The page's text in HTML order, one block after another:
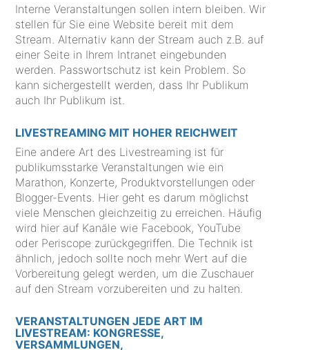
Interne Veranstaltungen sollen intern bleiben. Wir
stellen für Sie eine Website bereit mit dem
Stream. Alternativ kann der Stream auch z.B. auf
einer Seite in Ihrem Intranet eingebunden
werden. Passwortschutz ist kein Problem. So
kann sichergestellt werden, dass Ihr Publikum
auch Ihr Publikum ist.
LIVESTREAMING MIT HOHER REICHWEIT
Eine andere Art des Livestreaming ist für
publikumsstarke Veranstaltungen wie ein
Marathon, Konzerte, Produktvorstellungen oder
Blogger-Events. Hier geht es darum möglichst
viele Menschen gleichzeitig zu erreichen. Häufig
wird hier auf Kanäle wie Facebook, YouTube
oder Periscope zurückgegriffen. Die Technik ist
ähnlich, jedoch sollte noch mehr Wert auf die
Vorbereitung gelegt werden, um die Zuschauer
auf den Stream vorzubereiten und zu halten.
VERANSTALTUNGEN JEDE ART IM
LIVESTREAM: KONGRESSE,
VERSAMMLUNGEN,